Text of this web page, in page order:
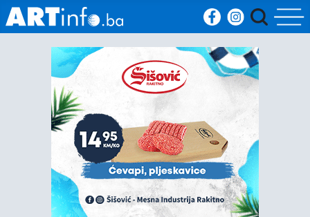
Početna
Vijesti
Sport
Kultura
Crna